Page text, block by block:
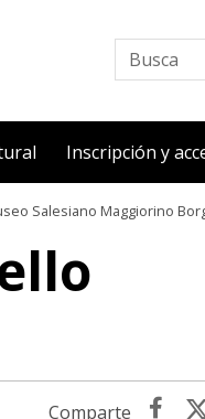
Inscripción y
Salesiano Maggiorino